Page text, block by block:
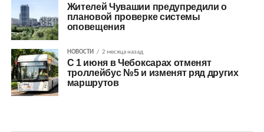
Жителей Чувашии предупредили о
плановой проверке системы
оповещения
НОВОСТИ 2 месяца назад
С 1 июня в Чебоксарах отменят
троллейбус №5 и изменят ряд других
маршрутов